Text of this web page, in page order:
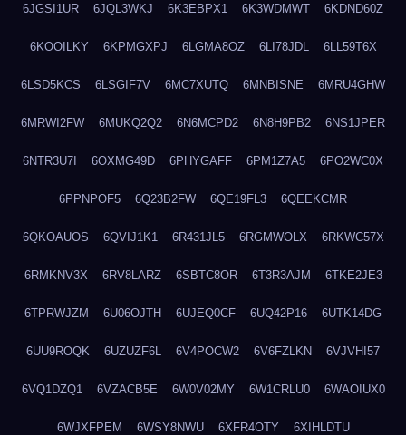
6JGSI1UR 6JQL3WKJ 6K3EBPX1 6K3WDMWT 6KDND60Z
6KOOILKY 6KPMGXPJ 6LGMA8OZ 6LI78JDL 6LL59T6X
6LSD5KCS 6LSGIF7V 6MC7XUTQ 6MNBISNE 6MRU4GHW
6MRWI2FW 6MUKQ2Q2 6N6MCPD2 6N8H9PB2 6NS1JPER
6NTR3U7I 6OXMG49D 6PHYGAFF 6PM1Z7A5 6PO2WC0X
6PPNPOF5 6Q23B2FW 6QE19FL3 6QEEKCMR
6QKOAUOS 6QVIJ1K1 6R431JL5 6RGMWOLX 6RKWC57X
6RMKNV3X 6RV8LARZ 6SBTC8OR 6T3R3AJM 6TKE2JE3
6TPRWJZM 6U06OJTH 6UJEQ0CF 6UQ42P16 6UTK14DG
6UU9ROQK 6UZUZF6L 6V4POCW2 6V6FZLKN 6VJVHI57
6VQ1DZQ1 6VZACB5E 6W0V02MY 6W1CRLU0 6WAOIUX0
6WJXFPEM 6WSY8NWU 6XFR4OTY 6XIHLDTU